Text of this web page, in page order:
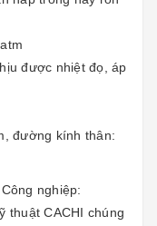
được nhiệt đọ, áp
đường kính thân:
nghiệp:
thuật CACHI chúng